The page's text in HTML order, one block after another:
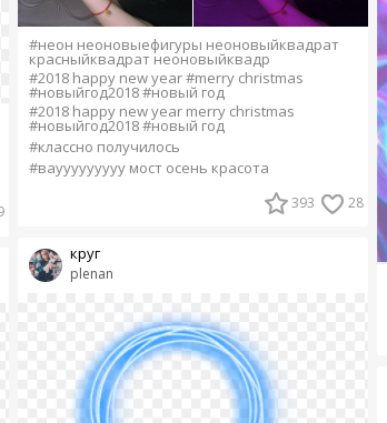
#неон неоновыефигуры неоновыйквадрат
красныйквадрат неоновыйквадр
#2018 happy new year #merry christmas
#новыйгод2018 #новый год
#2018 happy new year merry christmas
#новыйгод2018 #новый год
#классно получилось
#ваууууууууу мост осень красота
393 28
plenan
круг